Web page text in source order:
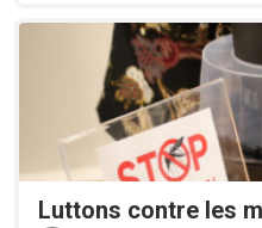
Luttons contre les